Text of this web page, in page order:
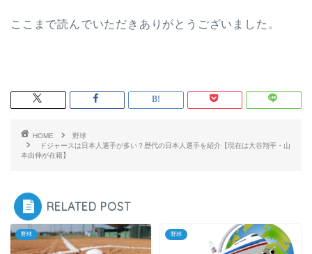
ここまで読んでいただきありがとうございました。
HOME
野球
ドジャースは日本人選手が多い？歴代の日本人選手を紹介【現在は大谷翔平・山
本由伸が在籍】
RELATED POST
野球 野球